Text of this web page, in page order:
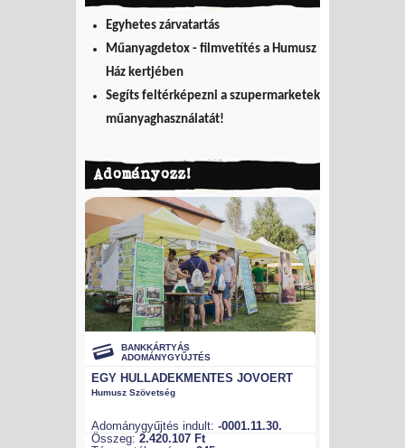
Egyhetes zárvatartás
Műanyagdetox - filmvetítés a Humusz
Ház kertjében
Segíts feltérképezni a szupermarketek
műanyaghasználatát!
Adományozz!